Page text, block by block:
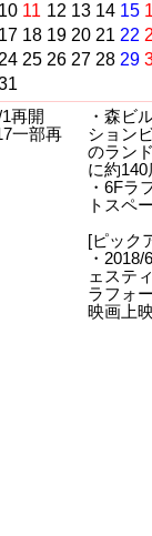
10 11 12 13 14 15
17 18 19 20 21 22
24 25 26 27 28 29
再開
一部再
・森ビ
ション
のラン
に約
・6Fラ
トスペ
[ピック
・
ェステ
ラフォ
映画上